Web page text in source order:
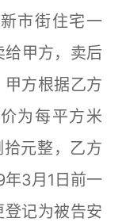
市街住宅一
甲方，卖后
方根据乙方
为每平方米
元整，乙方
3月1日前一
记为被告安